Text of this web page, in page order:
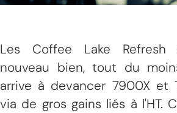
Les Coffee Lake
nouveau bien, tout du
arrive à devancer 7900X et
via de gros gains liés à l'HT.